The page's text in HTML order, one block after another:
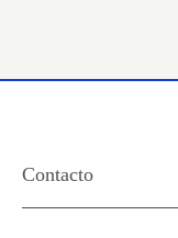
Contacto